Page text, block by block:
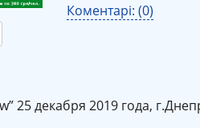
Коментарі: (0)
25 декабря 2019 года,